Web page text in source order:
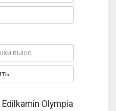
Edilkamin Olympia